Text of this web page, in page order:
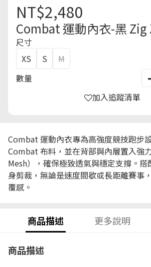
NT$2,480
Combat 運動內衣-黑 Zig
尺寸
XS
S
M
數量
加入追蹤清單
Combat 運動內衣專為高強度競技跑步
Combat 布料，並在背部與內層置入強
Mesh），確保極致透氣與穩定支撐。搭
身剪裁，無論是速度間歇或長距離賽事
覆感。
商品描述 更多說明
商品描述